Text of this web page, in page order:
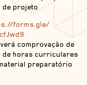
de projeto
forms.gle/
comprovação de
de horas curriculares
preparatório